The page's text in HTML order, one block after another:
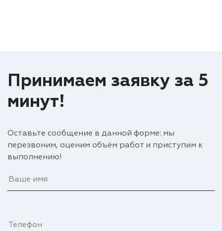
Принимаем заявку за 5
минут!
Оставьте сообщение в данной форме: мы
перезвоним, оценим объём работ и приступим к
выполнению!